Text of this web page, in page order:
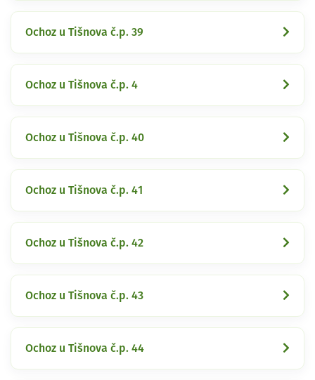
Ochoz u Tišnova č.p. 39
Ochoz u Tišnova č.p. 4
Ochoz u Tišnova č.p. 40
Ochoz u Tišnova č.p. 41
Ochoz u Tišnova č.p. 42
Ochoz u Tišnova č.p. 43
Ochoz u Tišnova č.p. 44